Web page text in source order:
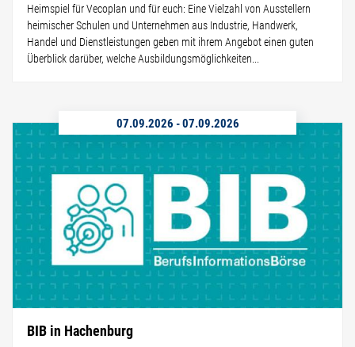
Heimspiel für Vecoplan und für euch: Eine Vielzahl von Ausstellern
heimischer Schulen und Unternehmen aus Industrie, Handwerk,
Handel und Dienstleistungen geben mit ihrem Angebot einen guten
Überblick darüber, welche Ausbildungsmöglichkeiten...
07.09.2026 -07.09.2026
BIB in Hachenburg